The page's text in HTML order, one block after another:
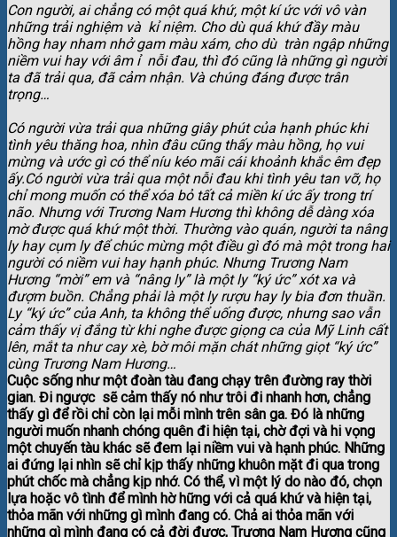
Con người, ai chẳng có một quá khứ, một kí ức với vô vàn
những trải nghiệm và kỉ niệm. Cho dù quá khứ đầy màu
hồng hay nham nhở gam màu xám, cho dù tràn ngập những
niềm vui hay với âm ỉ nỗi đau, thì đó cũng là những gì người
ta đã trải qua, đã cảm nhận. Và chúng đáng được trân
trọng…
Có người vừa trải qua những giây phút của hạnh phúc khi
tình yêu thăng hoa, nhìn đâu cũng thấy màu hồng, họ vui
mừng và ước gì có thể níu kéo mãi cái khoảnh khắc êm đẹp
ấy.Có người vừa trải qua một nỗi đau khi tình yêu tan vỡ, họ
chỉ mong muốn có thể xóa bỏ tất cả miền kí ức ấy trong trí
não. Nhưng với Trương Nam Hương thì không dễ dàng xóa
mờ được quá khứ một thời. Thường vào quán, người ta nâng
ly hay cụm ly để chúc mừng một điều gì đó mà một trong hai
người có niềm vui hay hạnh phúc. Nhưng Trương Nam
Hương “mời” em và “nâng ly” là một ly “ký ức” xót xa và
đượm buồn. Chẳng phải là một ly rượu hay ly bia đơn thuần.
Ly “ký ức” của Anh, ta không thể uống được, nhưng sao vẫn
cảm thấy vị đắng từ khi nghe được giọng ca của Mỹ Linh cất
lên, mắt ta như cay xè, bờ môi mặn chát những giọt “ký ức”
cùng Trương Nam Hương…
Cuộc sống như một đoàn tàu đang chạy trên đường ray thời
gian. Đi ngược sẽ cảm thấy nó như trôi đi nhanh hơn, chẳng
thấy gì để rồi chỉ còn lại mỗi mình trên sân ga. Đó là những
người muốn nhanh chóng quên đi hiện tại, chờ đợi và hi vọng
một chuyến tàu khác sẽ đem lại niềm vui và hạnh phúc. Những
ai đứng lại nhìn sẽ chỉ kịp thấy những khuôn mặt đi qua trong
phút chốc mà chẳng kịp nhớ. Có thể, vì một lý do nào đó, chọn
lựa hoặc vô tình để mình hờ hững với cả quá khứ và hiện tại,
thỏa mãn với những gì mình đang có. Chả ai thỏa mãn với
những gì mình đang có cả đời được, Trương Nam Hương cũng